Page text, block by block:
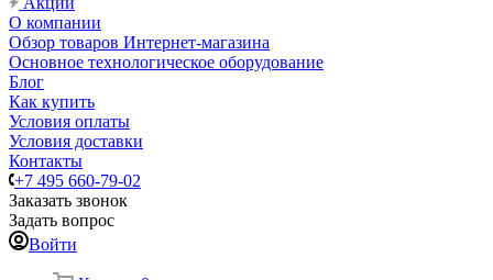
О компании
Обзор товаров Интернет-магазина
Основное технологическое оборудование
Блог
Как купить
Условия оплаты
Условия доставки
Контакты
+7 495 660-79-02
Заказать звонок
Задать вопрос
Войти